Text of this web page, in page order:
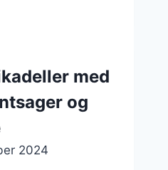
med
og
2024